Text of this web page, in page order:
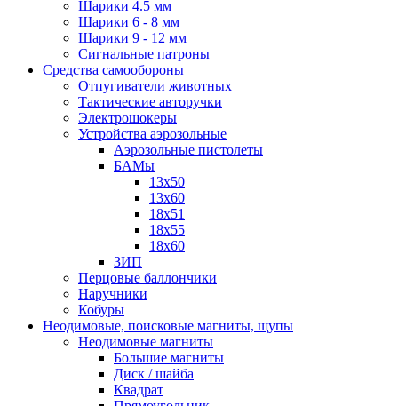
Шарики 4.5 мм
Шарики 6 - 8 мм
Шарики 9 - 12 мм
Сигнальные патроны
Средства самообороны
Отпугиватели животных
Тактические авторучки
Электрошокеры
Устройства аэрозольные
Аэрозольные пистолеты
БАМы
13х50
13х60
18х51
18х55
18х60
ЗИП
Перцовые баллончики
Наручники
Кобуры
Неодимовые, поисковые магниты, щупы
Неодимовые магниты
Большие магниты
Диск / шайба
Квадрат